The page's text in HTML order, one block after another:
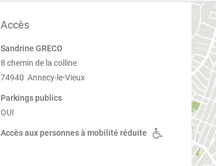
Accès
Sandrine GRECO
8 chemin de la colline
74940 Annecy-le-Vieux
Parkings publics
OUI
Accès aux personnes à mobilité réduite